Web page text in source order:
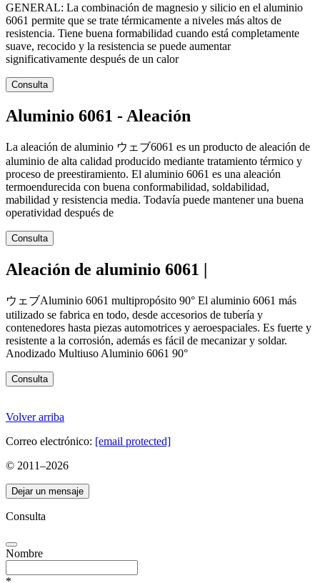
GENERAL: La combinación de magnesio y silicio en el aluminio
6061 permite que se trate térmicamente a niveles más altos de
resistencia. Tiene buena formabilidad cuando está completamente
suave, recocido y la resistencia se puede aumentar
significativamente después de un calor
Consulta
Aluminio 6061 - Aleación
La aleación de aluminio ウェブ6061 es un producto de aleación de
aluminio de alta calidad producido mediante tratamiento térmico y
proceso de preestiramiento. El aluminio 6061 es una aleación
termoendurecida con buena conformabilidad, soldabilidad,
mabilidad y resistencia media. Todavía puede mantener una buena
operatividad después de
Consulta
Aleación de aluminio 6061 |
ウェブAluminio 6061 multipropósito 90° El aluminio 6061 más
utilizado se fabrica en todo, desde accesorios de tubería y
contenedores hasta piezas automotrices y aeroespaciales. Es fuerte y
resistente a la corrosión, además es fácil de mecanizar y soldar.
Anodizado Multiuso Aluminio 6061 90°
Consulta
Volver arriba
Correo electrónico: [email protected]
© 2011–2026
Dejar un mensaje
Consulta
Nombre